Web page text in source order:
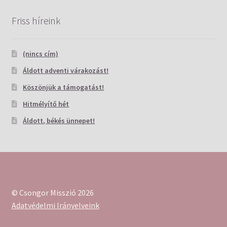
Friss híreink
(nincs cím)
Áldott adventi várakozást!
Köszönjük a támogatást!
Hitmélyítő hét
Áldott, békés ünnepet!
© Csongor Misszió 2026
Adatvédelmi Irányelveink